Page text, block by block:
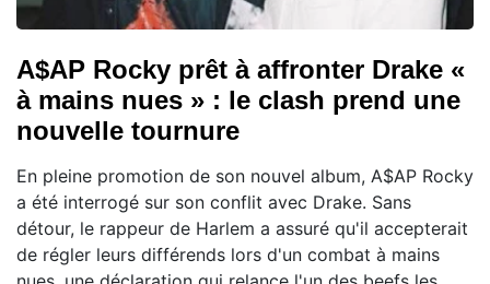
A$AP Rocky prêt à affronter Drake «
à mains nues » : le clash prend une
nouvelle tournure
En pleine promotion de son nouvel album, A$AP Rocky
a été interrogé sur son conflit avec Drake. Sans
détour, le rappeur de Harlem a assuré qu'il accepterait
de régler leurs différends lors d'un combat à mains